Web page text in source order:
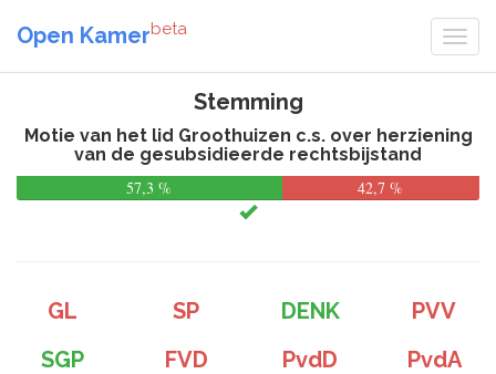
Open Kamerbeta
Stemming
Motie van het lid Groothuizen c.s. over herziening
van de gesubsidieerde rechtsbijstand
57,3 %
42,7 %
GL SP DENK
PVV
SGP
FVD PvdD
PvdA